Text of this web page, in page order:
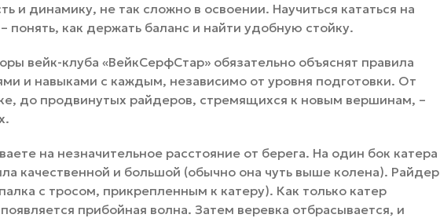
и динамику, не так сложно в освоении. Научиться кататься на
как держать баланс и найти удобную стойку.
вейк-клуба «ВейкСерфСтар» обязательно объяснят правила
и навыками с каждым, независимо от уровня подготовки. От
до продвинутых райдеров, стремящихся к новым вершинам, –
на незначительное расстояние от берега. На один бок катера
качественной и большой (обычно она чуть выше колена). Райдер
с тросом, прикрепленным к катеру). Как только катер
прибойная волна. Затем веревка отбрасывается, и